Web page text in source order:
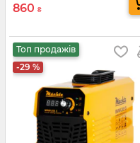
860 ₴
Топ продажів
-29 %